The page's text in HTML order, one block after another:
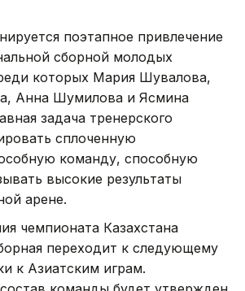
поэтапное привлечение
сборной молодых
которых Мария Шувалова,
Анна Шумилова и Ясмина
задача тренерского
сплоченную
команду, способную
высокие результаты
арене.
чемпионата Казахстана
переходит к следующему
к Азиатским играм.